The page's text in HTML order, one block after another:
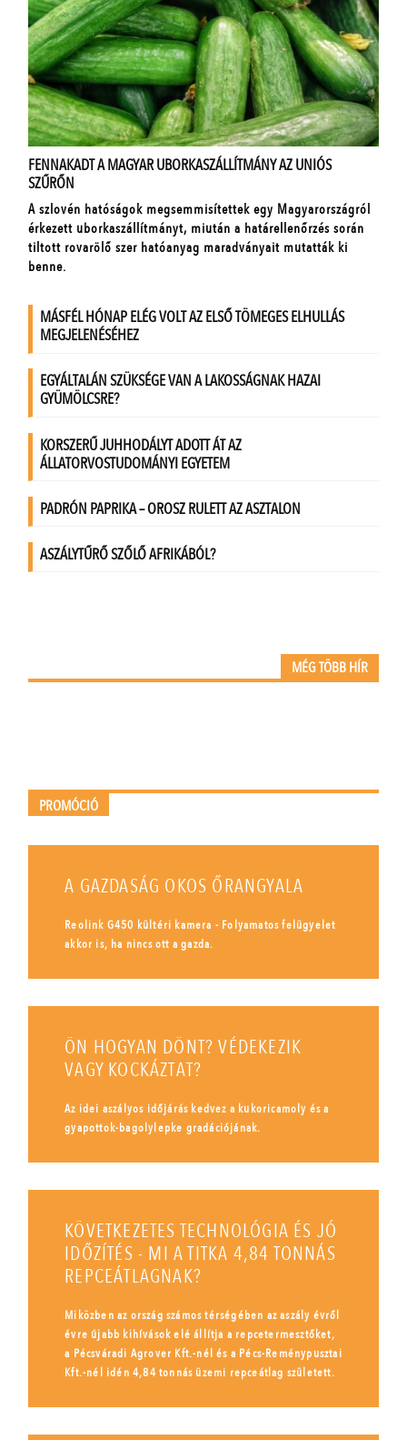
MÉG TÖBB HÍR
PROMÓCIÓ
A GAZDASÁG OKOS ŐRANGYALA
Reolink G450 kültéri kamera - Folyamatos felügyelet
akkor is, ha nincs ott a gazda.
ÖN HOGYAN DÖNT? VÉDEKEZIK
VAGY KOCKÁZTAT?
Az idei aszályos időjárás kedvez a kukoricamoly és a
gyapottok-bagolylepke gradációjának.
KÖVETKEZETES TECHNOLÓGIA ÉS JÓ
IDŐZÍTÉS - MI A TITKA 4,84 TONNÁS
REPCEÁTLAGNAK?
Miközben az ország számos térségében az aszály évről
évre újabb kihívások elé állítja a repcetermesztőket,
a Pécsváradi Agrover Kft.-nél és a Pécs-Reménypusztai
Kft.-nél idén 4,84 tonnás üzemi repceátlag született.